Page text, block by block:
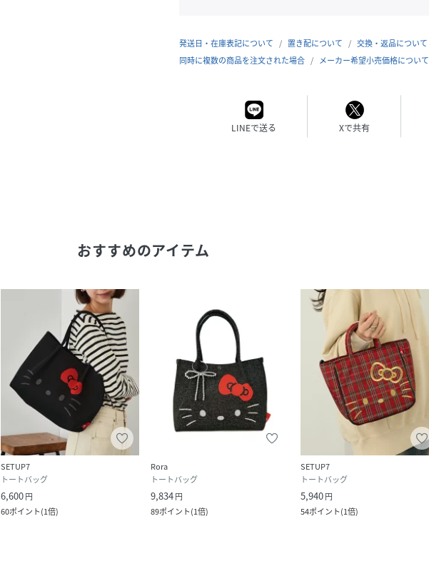
発送日・在庫表記について 置き配について
交換・返品について
同時に複数の商品を注文された場合
メーカー希望小売価格について
LINEで送る Xで共有
おすすめのアイテム
SETUP7
トートバッグ
6,600円
60ポイント(1倍)
Rora
トートバッグ
9,834円
89ポイント(1倍)
SETUP7
トートバッグ
5,940円
54ポイント(1倍)